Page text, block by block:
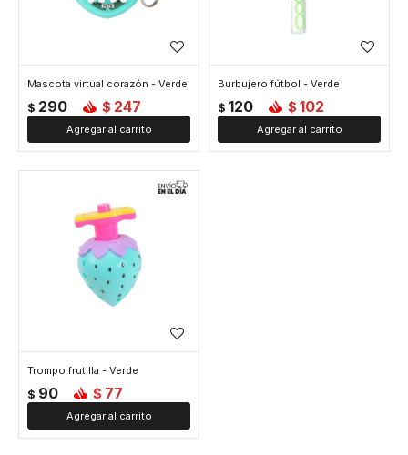
Mascota virtual corazón - Verde
$ 290 $ 247
Burbujero fútbol - Verde
$ 120 $ 102
Trompo frutilla - Verde
$ 90 $ 77